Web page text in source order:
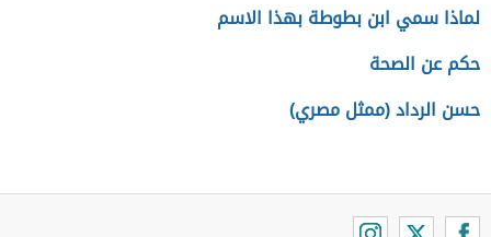
لماذا سمي ابن بطوطة بهذا الاسم
حكم عن الصحة
حسن الرداد (ممثل مصري)